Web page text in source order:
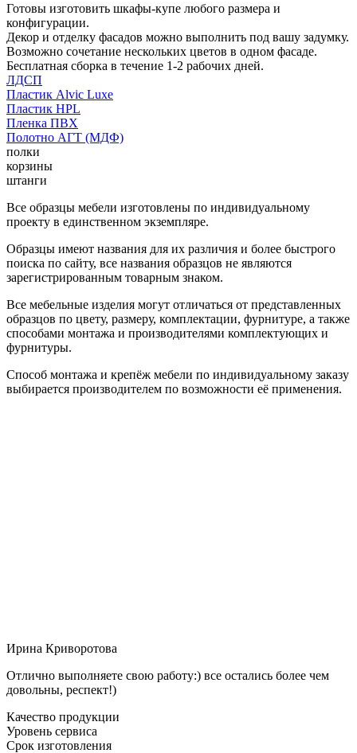
Готовы изготовить шкафы-купе любого размера и
конфигурации.
Декор и отделку фасадов можно выполнить под вашу задумку.
Возможно сочетание нескольких цветов в одном фасаде.
Бесплатная сборка в течение 1-2 рабочих дней.
ЛДСП
Пластик Alvic Luxe
Пластик HPL
Пленка ПВХ
Полотно АГТ (МДФ)
полки
корзины
штанги
Все образцы мебели изготовлены по индивидуальному
проекту в единственном экземпляре.
Образцы имеют названия для их различия и более быстрого
поиска по сайту, все названия образцов не являются
зарегистрированным товарным знаком.
Все мебельные изделия могут отличаться от представленных
образцов по цвету, размеру, комплектации, фурнитуре, а также
способами монтажа и производителями комплектующих и
фурнитуры.
Способ монтажа и крепёж мебели по индивидуальному заказу
выбирается производителем по возможности её применения.
Ирина Криворотова
Отлично выполняете свою работу:) все остались более чем
довольны, респект!)
Качество продукции
Уровень сервиса
Срок изготовления